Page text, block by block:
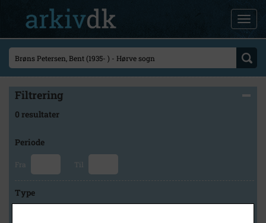
Filtrering
0 resultater
Periode
Fra Til
Type